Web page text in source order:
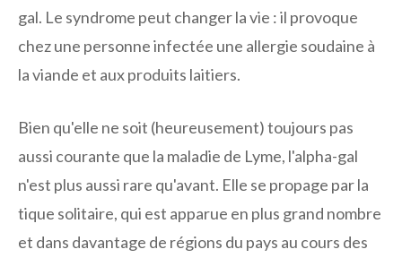
gal. Le syndrome peut changer la vie : il provoque
chez une personne infectée une allergie soudaine à
la viande et aux produits laitiers.
Bien qu'elle ne soit (heureusement) toujours pas
aussi courante que la maladie de Lyme, l'alpha-gal
n'est plus aussi rare qu'avant. Elle se propage par la
tique solitaire, qui est apparue en plus grand nombre
et dans davantage de régions du pays au cours des